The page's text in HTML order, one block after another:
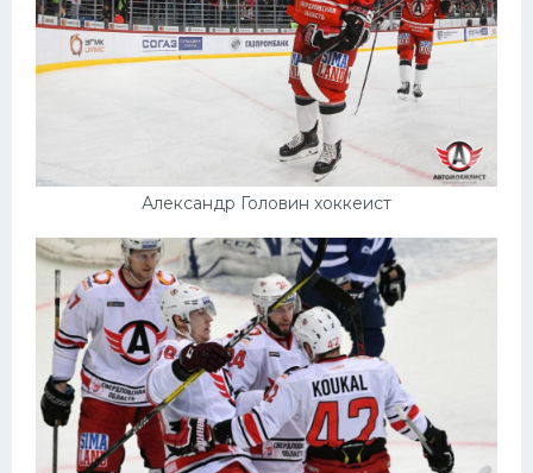
Александр Головин хоккеист